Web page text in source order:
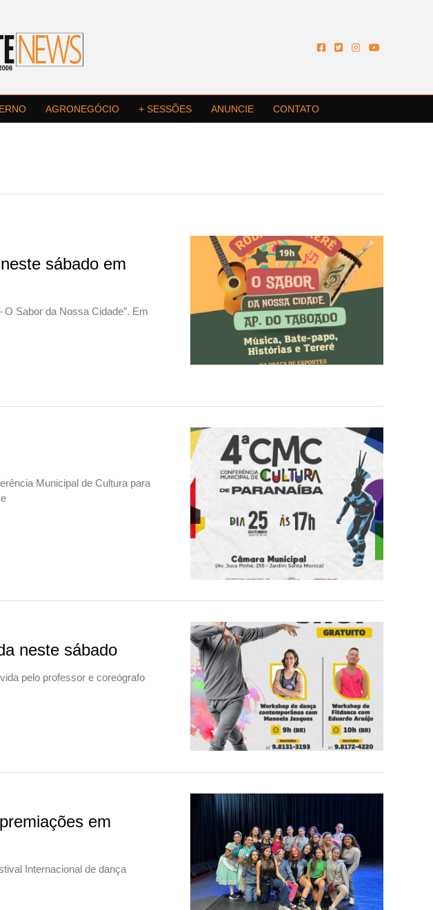
AGRONEGÓCIO + SESSÕES ANUNCIE CONTATO
sábado em
Sabor da Nossa Cidade”. Em
Municipal de Cultura para
neste sábado
pelo professor e coreógrafo
em
Internacional de dança